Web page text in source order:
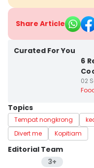
Share Article
Curated For You
6
02
Topics
Tempat nongkrong
Divert me
Kopitiam
Editorial Team
3+